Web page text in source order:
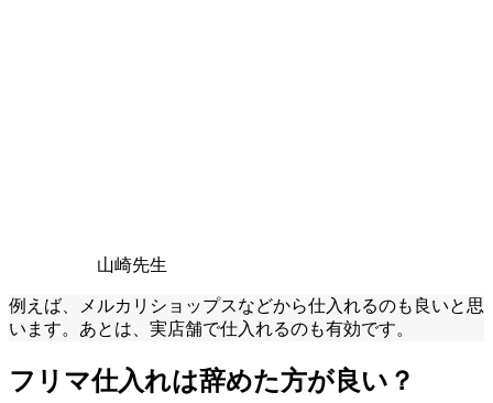
山崎先生
例えば、メルカリショップスなどから仕入れるのも良いと思
います。あとは、実店舗で仕入れるのも有効です。
フリマ仕入れは辞めた方が良い？